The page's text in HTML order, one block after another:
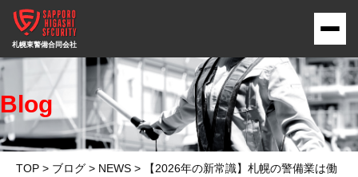
Blog
TOP > ブログ > NEWS >
【2026年の新常識】札幌の警備業は働